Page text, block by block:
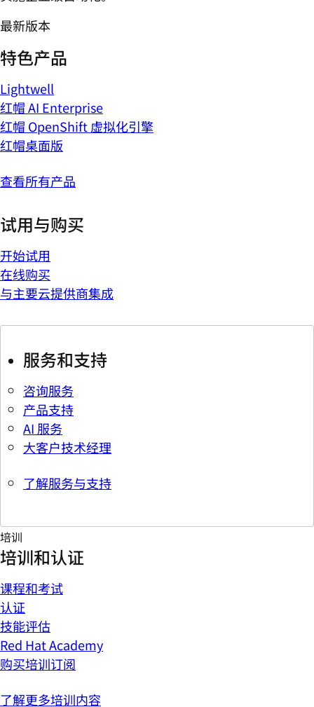
最新版本
特色产品
Lightwell
红帽 AI Enterprise
红帽 OpenShift 虚拟化引擎
红帽桌面版
查看所有产品
试用与购买
开始试用
在线购买
与主要云提供商集成
服务和支持
咨询服务
产品支持
AI 服务
大客户技术经理
了解服务与支持
培训
培训和认证
课程和考试
认证
技能评估
Red Hat Academy
购买培训订阅
了解更多培训内容